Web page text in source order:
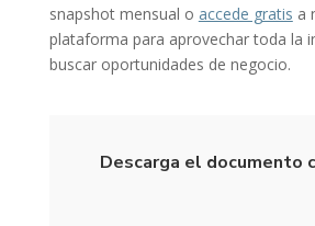
snapshot mensual o accede gratis a
plataforma para aprovechar toda la
buscar oportunidades de negocio.
Descarga el documento